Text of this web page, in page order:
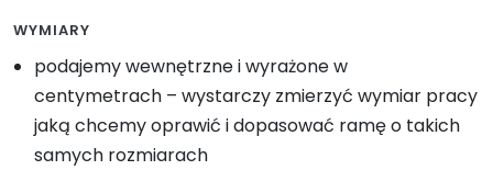
WYMIARY
podajemy wewnętrzne i wyrażone w
centymetrach – wystarczy zmierzyć wymiar pracy
jaką chcemy oprawić i dopasować ramę o takich
samych rozmiarach